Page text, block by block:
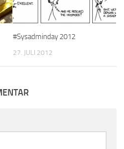
#Sysadminday 2012
27. JULI 2012